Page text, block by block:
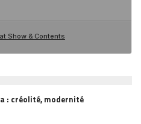
: créolité, modernité